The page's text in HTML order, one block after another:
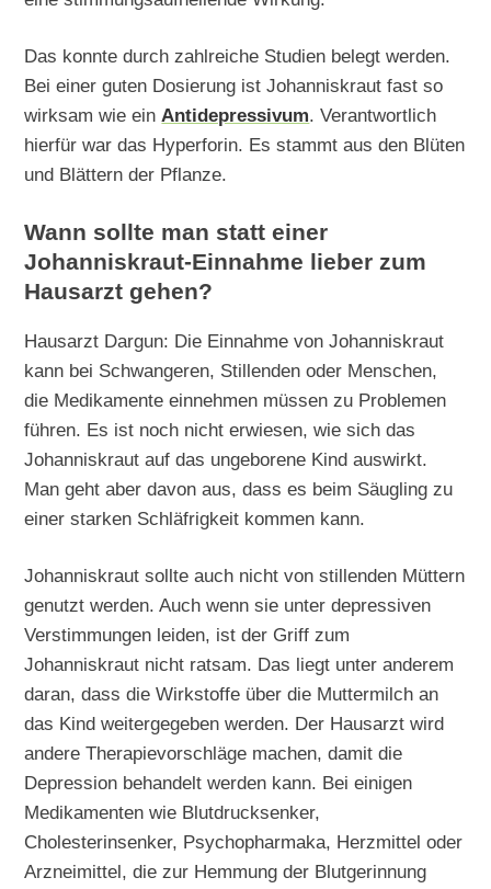
Das konnte durch zahlreiche Studien belegt werden.
Bei einer guten Dosierung ist Johanniskraut fast so
wirksam wie einAntidepressivum. Verantwortlich
hierfür war das Hyperforin. Es stammt aus den Blüten
und Blättern der Pflanze.
Wann sollte man statt einer
Johanniskraut-Einnahme lieber zum
Hausarzt gehen?
Hausarzt Dargun: Die Einnahme von Johanniskraut
kann bei Schwangeren, Stillenden oder Menschen,
die Medikamente einnehmen müssen zu Problemen
führen. Es ist noch nicht erwiesen, wie sich das
Johanniskraut auf das ungeborene Kind auswirkt.
Man geht aber davon aus, dass es beim Säugling zu
einer starken Schläfrigkeit kommen kann.
Johanniskraut sollte auch nicht von stillenden Müttern
genutzt werden. Auch wenn sie unter depressiven
Verstimmungen leiden, ist der Griff zum
Johanniskraut nicht ratsam. Das liegt unter anderem
daran, dass die Wirkstoffe über die Muttermilch an
das Kind weitergegeben werden. Der Hausarzt wird
andere Therapievorschläge machen, damit die
Depression behandelt werden kann. Bei einigen
Medikamenten wie Blutdrucksenker,
Cholesterinsenker, Psychopharmaka, Herzmittel oder
Arzneimittel, die zur Hemmung der Blutgerinnung